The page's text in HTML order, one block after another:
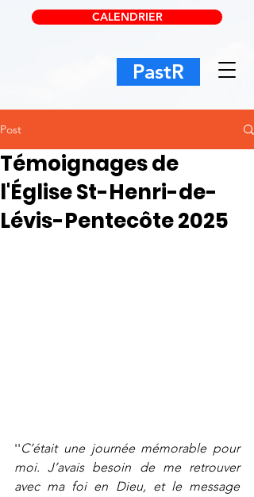
PastR
CALENDRIER
Post
Témoignages de
l'Église St-Henri-de-
Lévis-Pentecôte 2025
''C’était une journée mémorable pour
moi. J’avais besoin de me retrouver
avec ma foi en Dieu, et le message